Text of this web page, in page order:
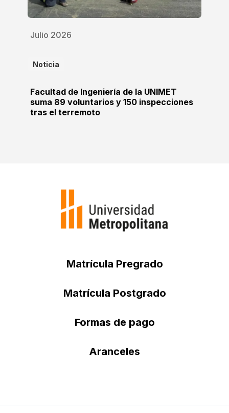
Julio 2026
Noticia
Facultad de Ingeniería de la UNIMET
suma 89 voluntarios y 150 inspecciones
tras el terremoto
Matrícula Pregrado
Matrícula Postgrado
Formas de pago
Aranceles